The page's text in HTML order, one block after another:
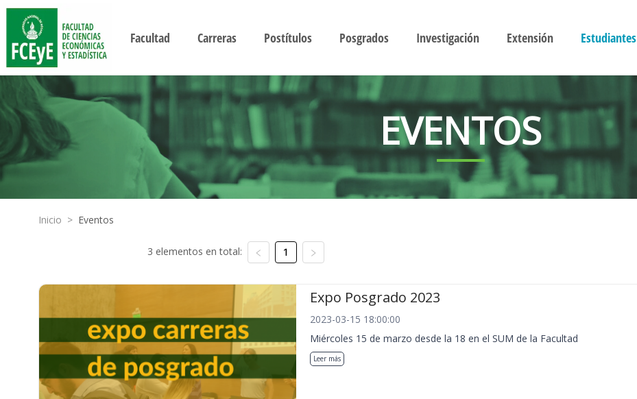
Facultad Carreras Postítulos Posgrados Investigación Extensión Estudiantes
EVENTOS
Inicio > Eventos
3 elementos en total: 1
Expo Posgrado 2023
2023-03-15 18:00:00
Miércoles 15 de marzo desde la 18 en el SUM de la Facultad
Leer más